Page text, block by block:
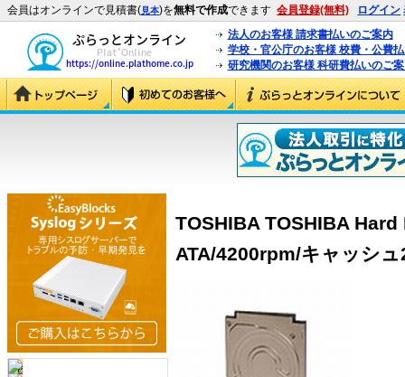
会員はオンラインで見積書(見本)を無料で作成できます 会員登録(無料) ログイン
法人のお客様 請求書払いのご案内
学校・官公庁のお客様 校費・公費
研究機関のお客様 科研費払いのご
TOSHIBA TOSHIBA
ATA/4200rpm/キャッシ